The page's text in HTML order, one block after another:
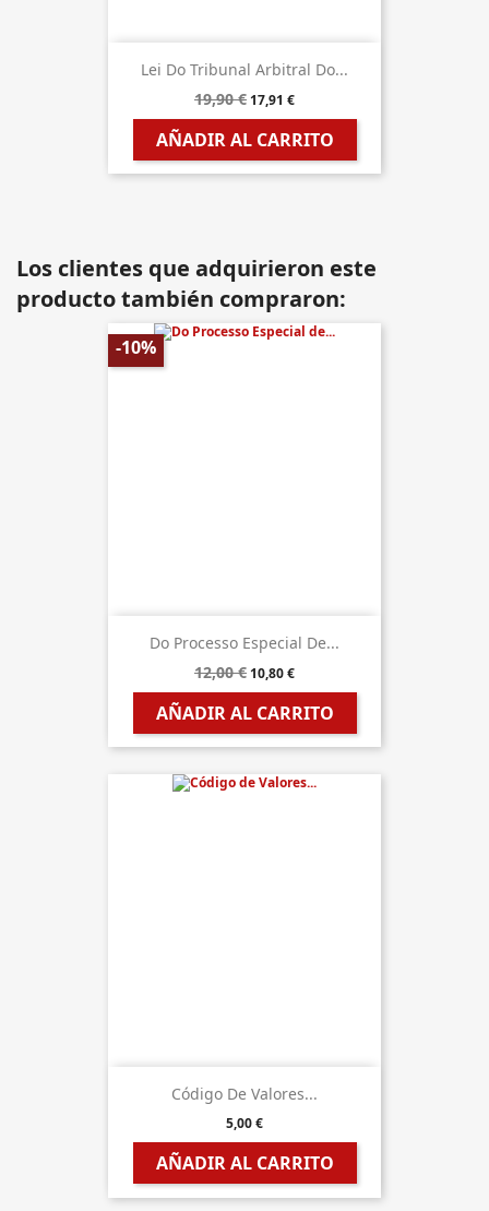
Lei Do Tribunal Arbitral Do...
19,90 € 17,91 €
AÑADIR AL CARRITO
Los clientes que adquirieron este
producto también compraron:
Do Processo Especial De...
12,00 € 10,80 €
AÑADIR AL CARRITO
-10%
Código De Valores...
5,00 €
AÑADIR AL CARRITO